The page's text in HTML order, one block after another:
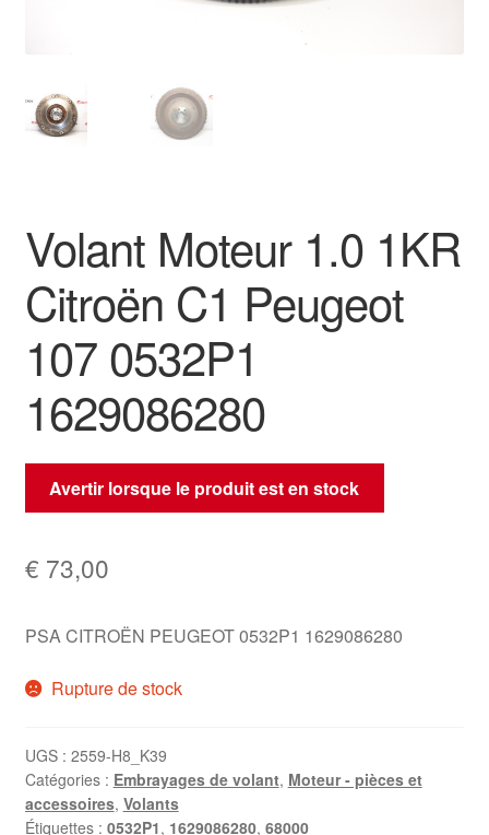
Procédure de Réclamation
Volant Moteur 1.0 1KR
Citroën C1 Peugeot
107 0532P1
1629086280
Avertir lorsque le produit est en stock
€ 73,00
PSA CITROËN PEUGEOT 0532P1 1629086280
Rupture de stock
UGS : 2559-H8_K39
Catégories : Embrayages de volant, Moteur - pièces et
accessoires, Volants
Étiquettes : 0532P1, 1629086280, 68000